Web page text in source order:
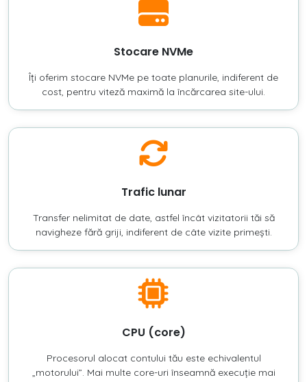
Stocare NVMe
Îți oferim stocare NVMe pe toate planurile, indiferent de
cost, pentru viteză maximă la încărcarea site-ului.
Trafic lunar
Transfer nelimitat de date, astfel încât vizitatorii tăi să
navigheze fără griji, indiferent de câte vizite primești.
CPU (core)
Procesorul alocat contului tău este echivalentul
„motorului”. Mai multe core-uri înseamnă execuție mai